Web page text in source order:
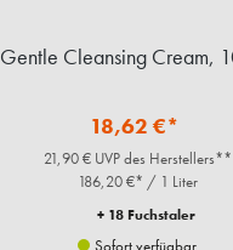
Gentle Cleansing Cream,
18,62 €*
21,90 € UVP des Herstellers**
186,20 €* / 1 Liter
+ 18 Fuchstaler